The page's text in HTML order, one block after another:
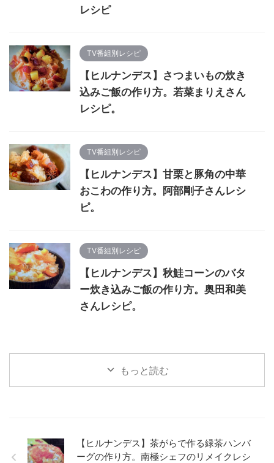
レシピ
TV番組別レシピ
【ヒルナンデス】さつまいもの炊き
込みご飯の作り方。若菜まりえさん
レシピ。
TV番組別レシピ
【ヒルナンデス】甘栗と豚角の中華
おこわの作り方。阿部剛子さんレシ
ピ。
TV番組別レシピ
【ヒルナンデス】秋鮭コーンのバタ
ー炊き込みご飯の作り方。奥田和美
さんレシピ。
もっと読む
【ヒルナンデス】茶がらで作る緑茶ハンバ
ーグの作り方。南極シェフのリメイクレシ